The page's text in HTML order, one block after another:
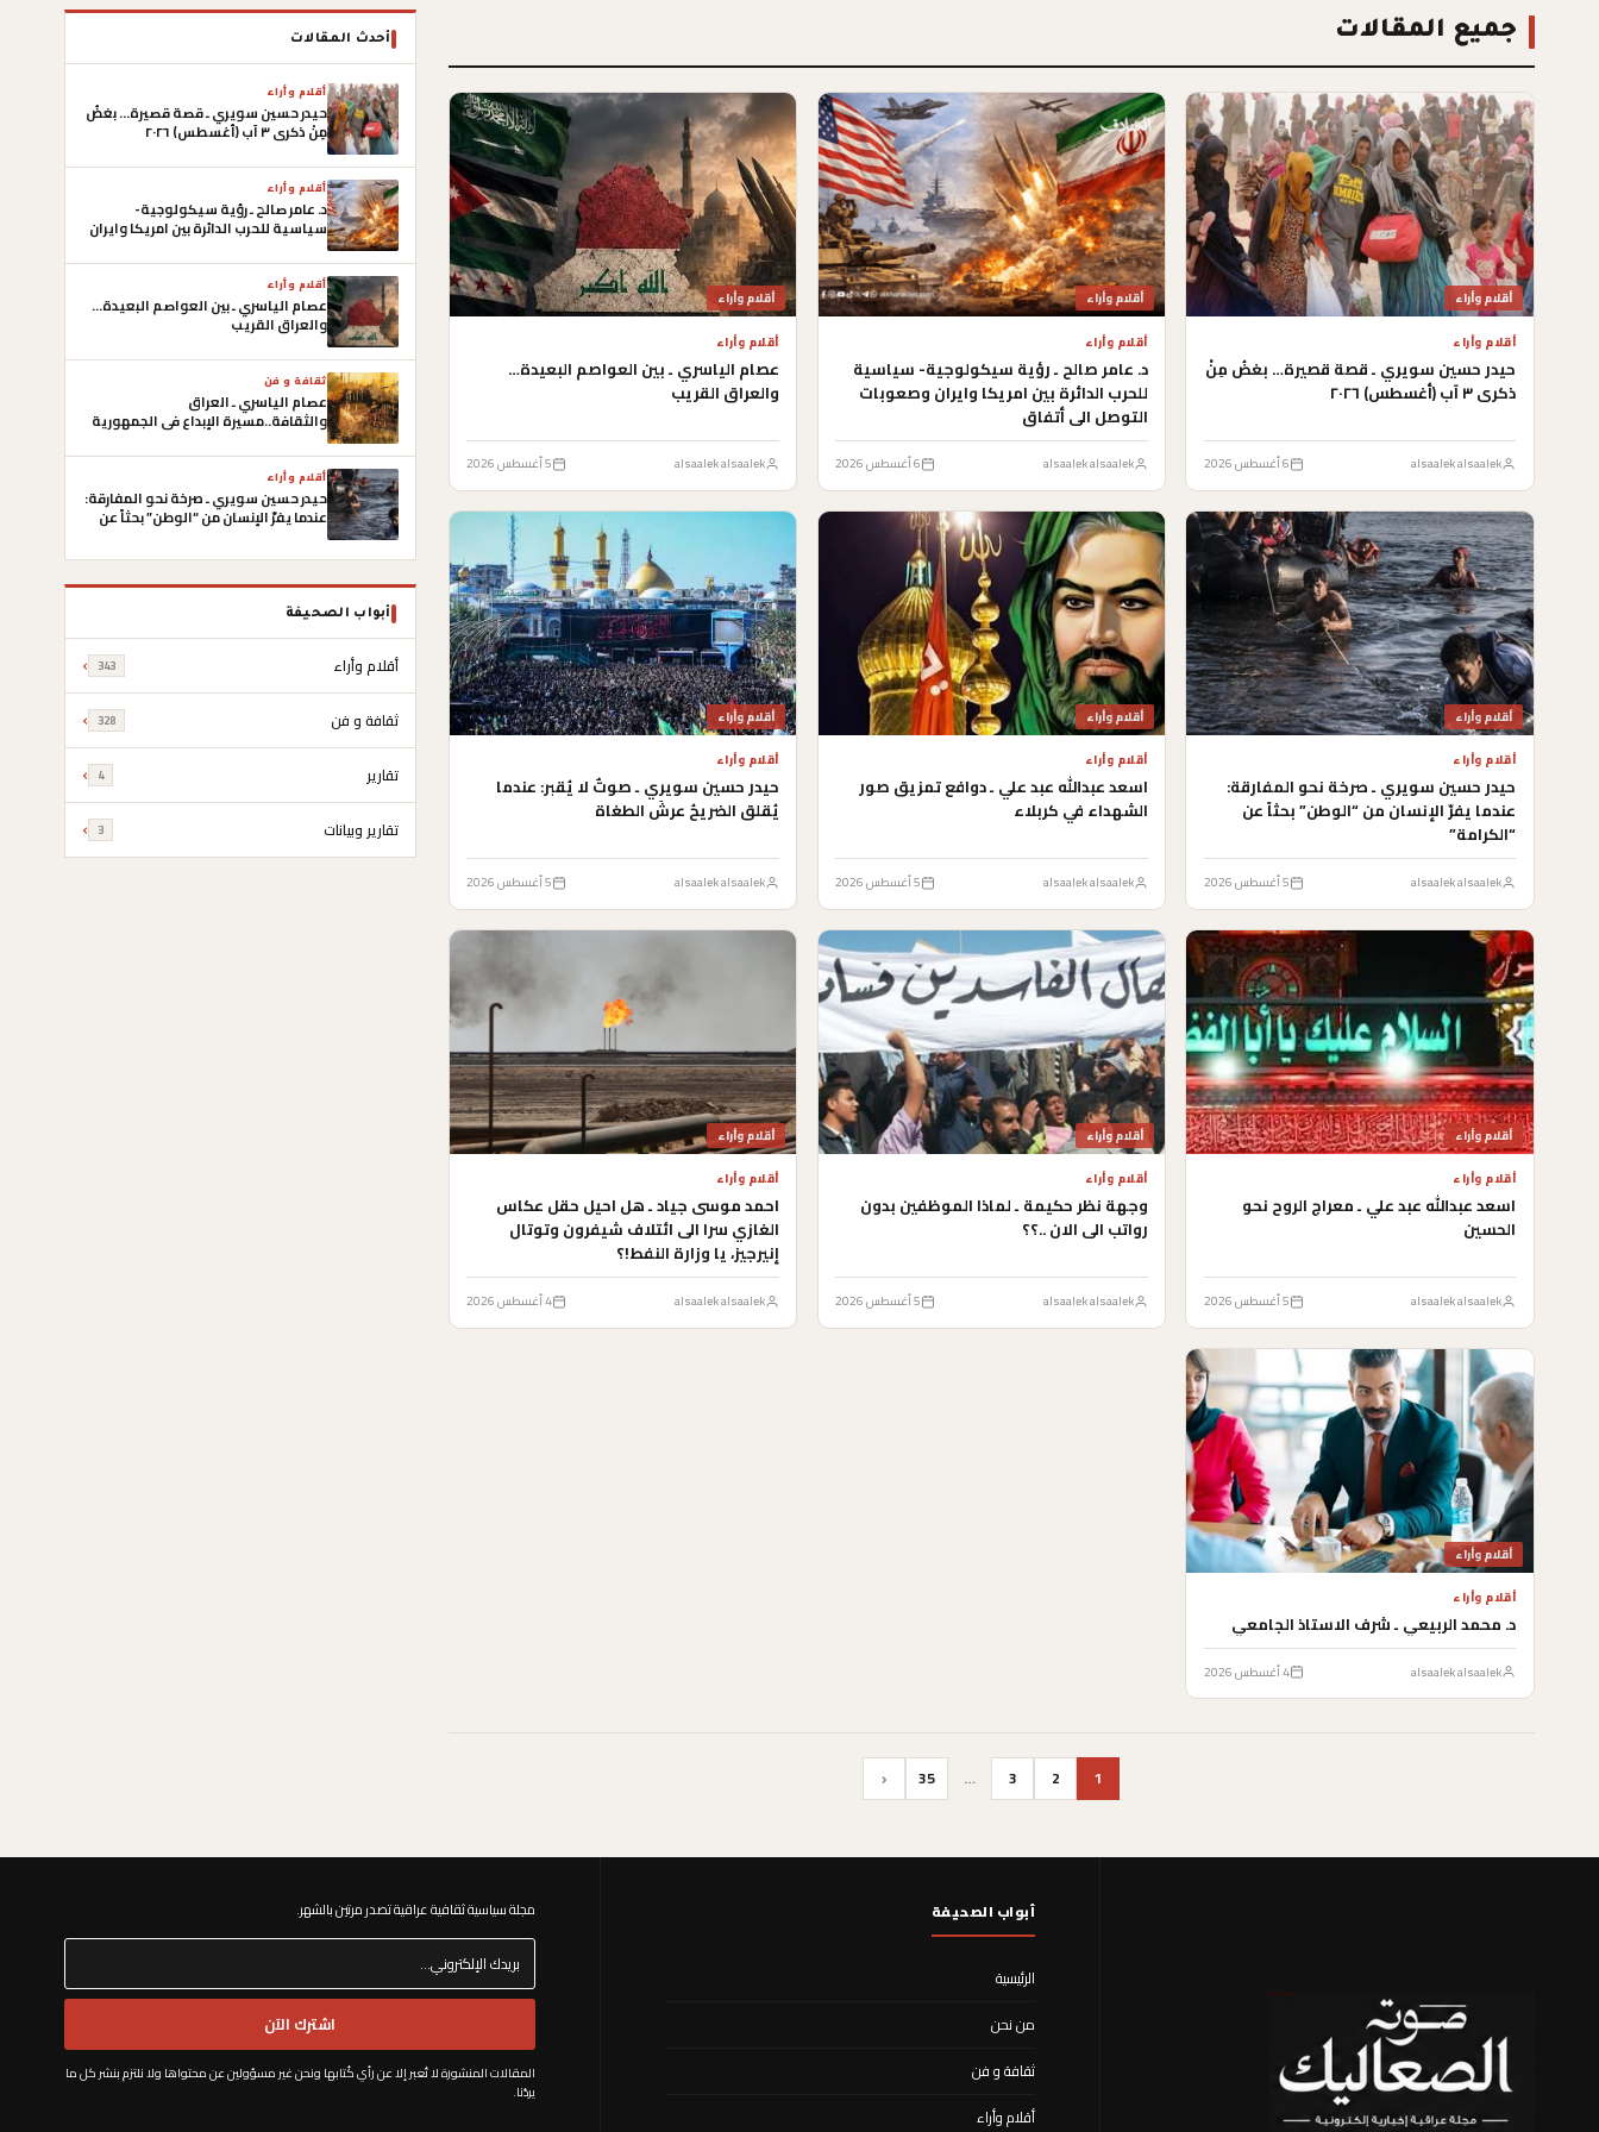
جميع المقالات
أقلام وأراء
أقلام وأراء
حيدر حسين سويري ـ قصة قصيرة… بغضُ مِنْ
ذكرى ٣ آب (أغسطس) ٢٠٢٦
alsaalek alsaalek 6 أغسطس 2026
أقلام وأراء
أقلام وأراء
د. عامر صالح ـ رؤية سيكولوجية- سياسية
للحرب الدائرة بين امريكا وايران وصعوبات
التوصل الى أتفاق
alsaalek alsaalek 6 أغسطس 2026
أقلام وأراء
أقلام وأراء
عصام الياسري ـ بين العواصم البعيدة…
والعراق القريب
alsaalek alsaalek 5 أغسطس 2026
أقلام وأراء
أقلام وأراء
حيدر حسين سويري ـ صرخة نحو المفارقة:
عندما يفرّ الإنسان من “الوطن” بحثاً عن
“الكرامة”
alsaalek alsaalek 5 أغسطس 2026
أقلام وأراء
أقلام وأراء
اسعد عبدالله عبد علي ـ دوافع تمزيق صور
الشهداء في كربلاء
alsaalek alsaalek 5 أغسطس 2026
أقلام وأراء
أقلام وأراء
حيدر حسين سويري ـ صوتٌ لا يُقبر: عندما
يُقلق الضريحُ عرشَ الطغاة
alsaalek alsaalek 5 أغسطس 2026
أقلام وأراء
أقلام وأراء
اسعد عبدالله عبد علي ـ معراج الروح نحو
الحسين
alsaalek alsaalek 5 أغسطس 2026
أقلام وأراء
أقلام وأراء
وجهة نظر حكيمة ـ لماذا الموظفين بدون
رواتب الى الان ..؟؟
alsaalek alsaalek 5 أغسطس 2026
أقلام وأراء
أقلام وأراء
احمد موسى جياد ـ هل احيل حقل عكاس
الغازي سرا الى ائتلاف شيفرون وتوتال
إنيرجيز، يا وزارة النفط!؟
alsaalek alsaalek 4 أغسطس 2026
أقلام وأراء
أقلام وأراء
د. محمد الربيعي ـ شرف الاستاذ الجامعي
alsaalek alsaalek 4 أغسطس 2026
1
2
3
…
35
‹
أحدث المقالات
أقلام وأراء
حيدر حسين سويري ـ قصة قصيرة… بغضُ
مِنْ ذكرى ٣ آب (أغسطس) ٢٠٢٦
أقلام وأراء
د. عامر صالح ـ رؤية سيكولوجية-
سياسية للحرب الدائرة بين امريكا وايران
أقلام وأراء
عصام الياسري ـ بين العواصم البعيدة…
والعراق القريب
ثقافة و فن
عصام الياسري ـ العراق
والثقافة..مسيرة الإبداع في الجمهورية
أقلام وأراء
حيدر حسين سويري ـ صرخة نحو المفارقة:
عندما يفرّ الإنسان من “الوطن” بحثاً عن
أبواب الصحيفة
أقلام وأراء 343
ثقافة و فن 328
تقارير 4
تقارير وبيانات 3
أبواب الصحيفة
الرئيسية
من نحن
ثقافة و فن
أقلام وأراء
مجلة سياسية ثقافية عراقية تصدر مرتين بالشهر. ​
اشترك الآن
المقالات المنشورة لا تُعبر إلا عن رأي كُتابها ونحن غير مسؤولين عن محتواها ولا نلتزم بنشر كل ما
يردُنا.